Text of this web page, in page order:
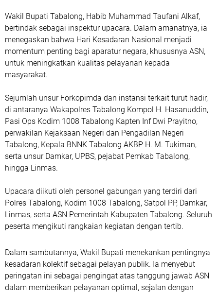
Wakil Bupati Tabalong, Habib Muhammad Taufani Alkaf,
bertindak sebagai inspektur upacara. Dalam amanatnya, ia
menegaskan bahwa Hari Kesadaran Nasional menjadi
momentum penting bagi aparatur negara, khususnya ASN,
untuk meningkatkan kualitas pelayanan kepada
masyarakat.
Sejumlah unsur Forkopimda dan instansi terkait turut hadir,
di antaranya Wakapolres Tabalong Kompol H. Hasanuddin,
Pasi Ops Kodim 1008 Tabalong Kapten Inf Dwi Prayitno,
perwakilan Kejaksaan Negeri dan Pengadilan Negeri
Tabalong, Kepala BNNK Tabalong AKBP H. M. Tukiman,
serta unsur Damkar, UPBS, pejabat Pemkab Tabalong,
hingga Linmas.
Upacara diikuti oleh personel gabungan yang terdiri dari
Polres Tabalong, Kodim 1008 Tabalong, Satpol PP, Damkar,
Linmas, serta ASN Pemerintah Kabupaten Tabalong. Seluruh
peserta mengikuti rangkaian kegiatan dengan tertib.
Dalam sambutannya, Wakil Bupati menekankan pentingnya
kesadaran kolektif sebagai pelayan publik. Ia menyebut
peringatan ini sebagai pengingat atas tanggung jawab ASN
dalam memberikan pelayanan optimal, sejalan dengan